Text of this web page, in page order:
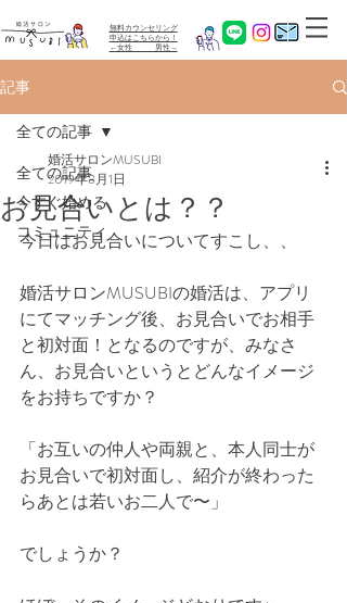
無料カウンセリング
​申込はこちらから！
←女性 男性→
記事
全ての記事
今すぐ始める
コミュニティ
全ての記事
お見合いとは？？
婚活サロンMUSUBI
2019年8月1日
今日はお見合いについてすこし、、
婚活サロンMUSUBIの婚活は、アプリ
にてマッチング後、お見合いでお相手
と初対面！となるのですが、みなさ
ん、お見合いというとどんなイメージ
をお持ちですか？
「お互いの仲人や両親と、本人同士が
お見合いで初対面し、紹介が終わった
らあとは若いお二人で〜」
でしょうか？